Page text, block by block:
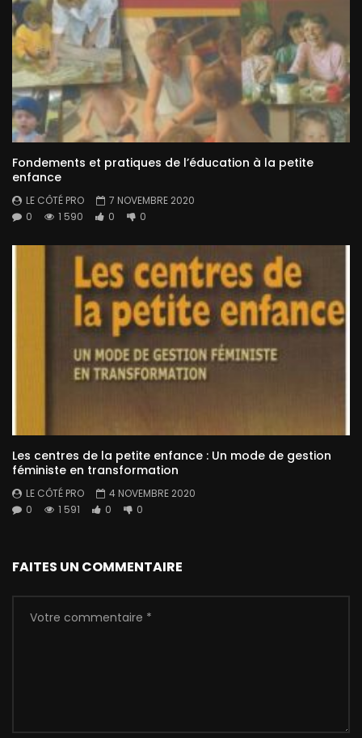
Fondements et pratiques de l’éducation à la petite
enfance
LE CÔTÉ PRO
7 NOVEMBRE 2020
0
1 590 0 0
Les centres de la petite enfance : Un mode de gestion
féministe en transformation
LE CÔTÉ PRO
4 NOVEMBRE 2020
0
1 591 0 0
FAITES UN COMMENTAIRE